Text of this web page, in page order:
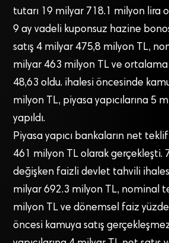
tutarı 19 milyar 718.1 milyon lira
9 ay vadeli kuponsuz hazine
satış 4 milyar 475,8 milyon TL,
milyar 463 milyon TL ve
48,63 oldu. ihalesi öncesinde
milyon TL, piyasa yapıcılarına 5
yapıldı.
Piyasa yapıcı bankaların net
461 milyon TL olarak gerçekleşti.
değişken faizli devlet tahvili
milyar 692.3 milyon TL, nominal
milyon TL ve dönemsel faiz
öncesi kamuya satış